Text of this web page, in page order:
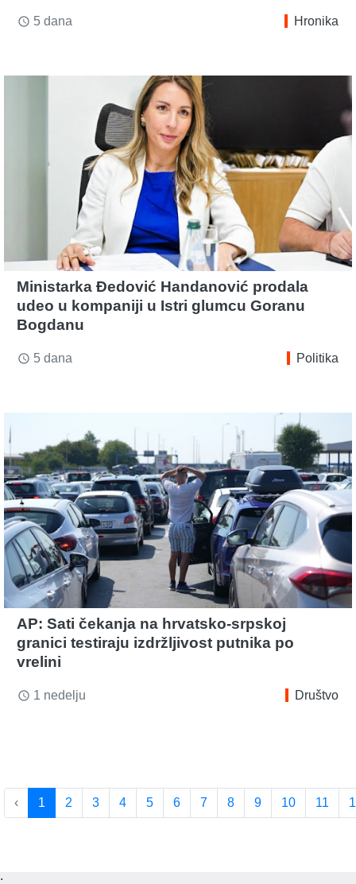
access_time 5 dana Hronika
Ministarka Đedović Handanović prodala
udeo u kompaniji u Istri glumcu Goranu
Bogdanu
access_time 5 dana Politika
AP: Sati čekanja na hrvatsko-srpskoj
granici testiraju izdržljivost putnika po
vrelini
access_time 1 nedelju Društvo
‹ 1 2 3 4 5 6 7 8 9 10 11
;